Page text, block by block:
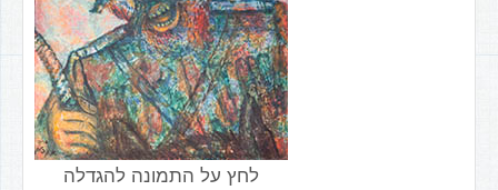
לחץ על התמונה להגדלה